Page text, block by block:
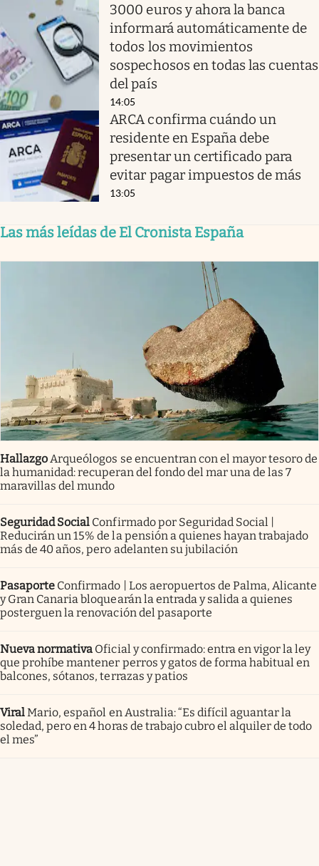
3000 euros y ahora la banca
informará automáticamente de
todos los movimientos
sospechosos en todas las cuentas
del país
14:05
ARCA confirma cuándo un
residente en España debe
presentar un certificado para
evitar pagar impuestos de más
13:05
Las más leídas de El Cronista España
Hallazgo Arqueólogos se encuentran con el mayor tesoro de
la humanidad: recuperan del fondo del mar una de las 7
maravillas del mundo
Seguridad Social Confirmado por Seguridad Social |
Reducirán un 15% de la pensión a quienes hayan trabajado
más de 40 años, pero adelanten su jubilación
Pasaporte Confirmado | Los aeropuertos de Palma, Alicante
y Gran Canaria bloquearán la entrada y salida a quienes
posterguen la renovación del pasaporte
Nueva normativa Oficial y confirmado: entra en vigor la ley
que prohíbe mantener perros y gatos de forma habitual en
balcones, sótanos, terrazas y patios
ViralMario, español en Australia: “Es difícil aguantar la
soledad, pero en 4 horas de trabajo cubro el alquiler de todo
el mes”